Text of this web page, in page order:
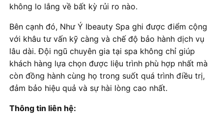
không lo lắng về bất kỳ rủi ro nào.
Bên cạnh đó, Như Ý Ibeauty Spa ghi được điểm cộng
với khâu tư vấn kỹ càng và chế độ bảo hành dịch vụ
lâu dài. Đội ngũ chuyên gia tại spa không chỉ giúp
khách hàng lựa chọn được liệu trình phù hợp nhất mà
còn đồng hành cùng họ trong suốt quá trình điều trị,
đảm bảo hiệu quả và sự hài lòng cao nhất.
Thông tin liên hệ: